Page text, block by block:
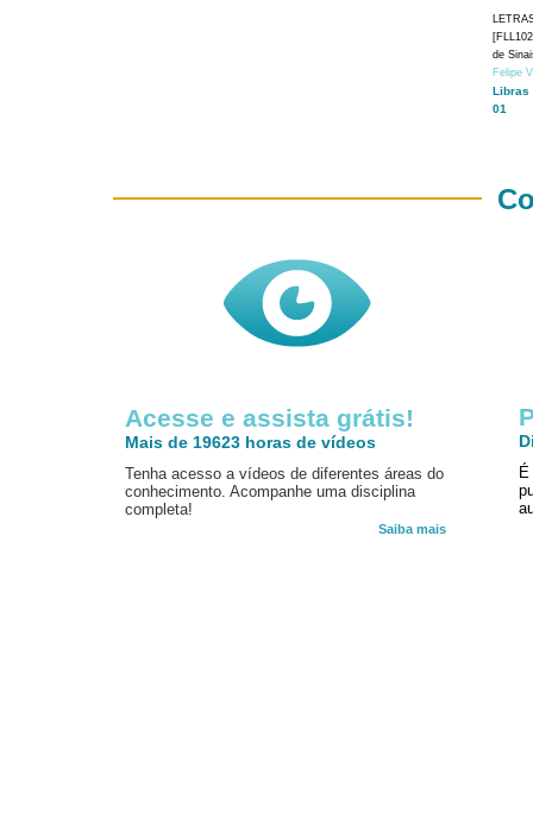
de
Felipe
Libras
01
Acesse e assista grátis!
Mais de 19623 horas de vídeos
Tenha acesso a vídeos de diferentes áreas do
conhecimento. Acompanhe uma disciplina
completa!
Saiba mais